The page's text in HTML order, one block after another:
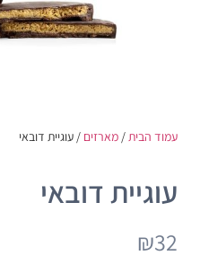
עמוד הבית/ מארזים / עוגיית דובאי
עוגיית דובאי
₪32